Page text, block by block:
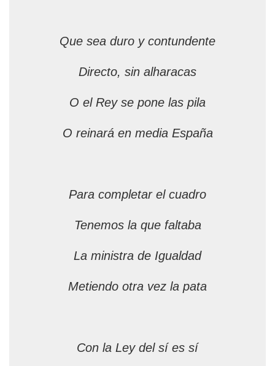
Que sea duro y contundente
Directo, sin alharacas
O el Rey se pone las pila
O reinará en media España
Para completar el cuadro
Tenemos la que faltaba
La ministra de Igualdad
Metiendo otra vez la pata
Con la Ley del sí es sí